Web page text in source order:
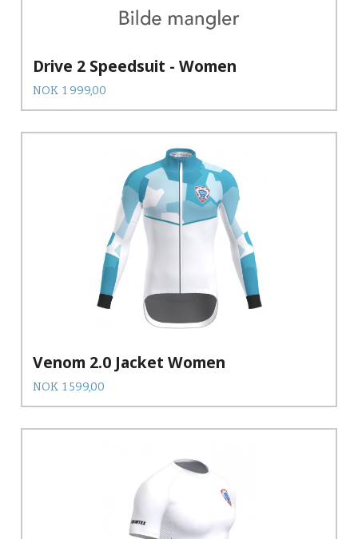
Drive 2 Speedsuit - Women
Pris
NOK 1 999,00
Venom 2.0 Jacket Women
Pris
NOK 1 599,00